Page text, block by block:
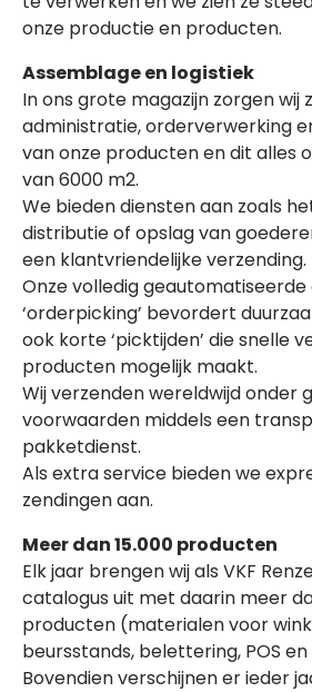
onze productie en producten.
Assemblage en logistiek
In ons grote magazijn zorgen wij
administratie, orderverwerking
van onze producten en dit alles
van 6000 m2.
We bieden diensten aan zoals
distributie of opslag van
een klantvriendelijke verzending.
Onze volledig
‘orderpicking’ bevordert
ook korte ‘picktijden’ die snelle
producten mogelijk maakt.
Wij verzenden wereldwijd onder
voorwaarden middels een
pakketdienst.
Als extra service bieden we
zendingen aan.
Meer dan 15.000 producten
Elk jaar brengen wij als VKF
catalogus uit met daarin meer
producten (materialen voor
beursstands, belettering, POS
Bovendien verschijnen er ieder